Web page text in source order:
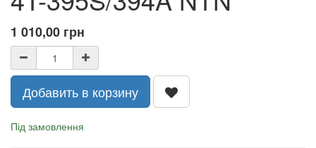
1 010,00 грн
Добавить в корзину
Під замовлення